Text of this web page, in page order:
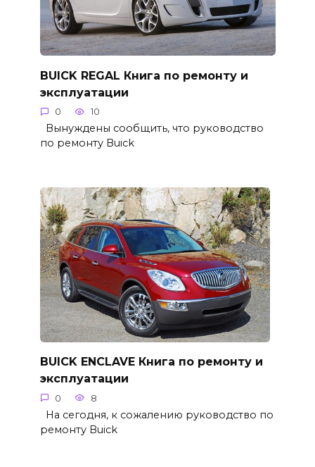
BUICK REGAL Книга по ремонту и
эксплуатации
0 10
Вынуждены сообщить, что руководство
по ремонту Buick
BUICK ENCLAVE Книга по ремонту и
эксплуатации
0 8
На сегодня, к сожалению руководство по
ремонту Buick